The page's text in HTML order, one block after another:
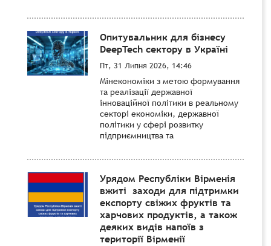
Опитувальник для бізнесу
DeepTech сектору в Україні
Пт, 31 Липня 2026, 14:46
Мінекономіки з метою формування
та реалізації державної
інноваційної політики в реальному
секторі економіки, державної
політики у сфері розвитку
підприємництва та
Урядом Республіки Вірменія
вжиті заходи для підтримки
експорту свіжих фруктів та
харчових продуктів, а також
деяких видів напоїв з
території Вірменії